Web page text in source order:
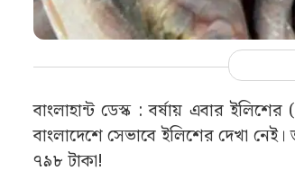
বাংলাহান্ট ডেস্ক : বর্ষায় এবার
বাংলাদেশে সেভাবে ইলিশের দেখা
৭৯৮ টাকা!